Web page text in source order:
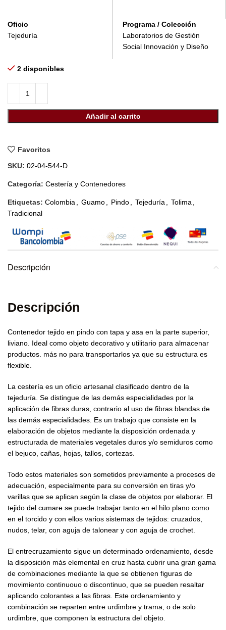
Oficio
Tejeduría
Programa / Colección
Laboratorios de Gestión
Social Innovación y Diseño
2 disponibles
Añadir al carrito
Favoritos
SKU: 02-04-544-D
Categoría: Cestería y Contenedores
Etiquetas: Colombia Guamo Pindo Tejeduría Tolima
Tradicional
Descripción
Descripción
Contenedor tejido en pindo con tapa y asa en la parte superior,
liviano. Ideal como objeto decorativo y utilitario para almacenar
productos. más no para transportarlos ya que su estructura es
flexible.
La cestería es un oficio artesanal clasificado dentro de la
tejeduría. Se distingue de las demás especialidades por la
aplicación de fibras duras, contrario al uso de fibras blandas de
las demás especialidades. Es un trabajo que consiste en la
elaboración de objetos mediante la disposición ordenada y
estructurada de materiales vegetales duros y/o semiduros como
el bejuco, cañas, hojas, tallos, cortezas.
Todo estos materiales son sometidos previamente a procesos de
adecuación, especialmente para su conversión en tiras y/o
varillas que se aplican según la clase de objetos por elaborar. El
tejido del cumare se puede trabajar tanto en el hilo plano como
en el torcido y con ellos varios sistemas de tejidos: cruzados,
nudos, telar, con aguja de talonear y con aguja de crochet.
El entrecruzamiento sigue un determinado ordenamiento, desde
la disposición más elemental en cruz hasta cubrir una gran gama
de combinaciones mediante la que se obtienen figuras de
movimiento continuouo o discontinuo, que se pueden resaltar
aplicando colorantes a las fibras. Este ordenamiento y
combinación se reparten entre urdimbre y trama, o de solo
urdimbre, que componen la estructura del objeto.